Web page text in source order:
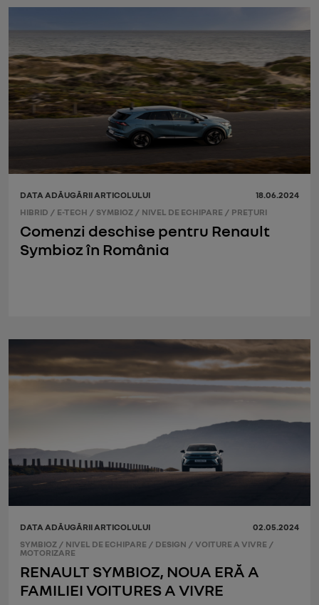
DATA ADĂUGĂRII ARTICOLULUI
18.06.2024
HIBRID / E-TECH / SYMBIOZ / NIVEL DE ECHIPARE / PREŢURI
Comenzi deschise pentru Renault
Symbioz în România
DATA ADĂUGĂRII ARTICOLULUI
02.05.2024
SYMBIOZ / NIVEL DE ECHIPARE / DESIGN / VOITURE A VIVRE /
MOTORIZARE
RENAULT SYMBIOZ, NOUA ERĂ A
FAMILIEI VOITURES A VIVRE